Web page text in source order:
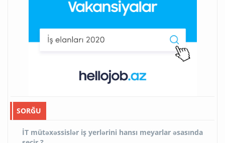
SORĞU
İT mütəxəssislər iş yerlərini hansı meyarlar əsasında